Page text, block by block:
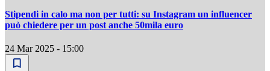
Stipendi in calo ma non per tutti: su Instagram un influencer
può chiedere per un post anche 50mila euro
24 Mar 2025 - 15:00